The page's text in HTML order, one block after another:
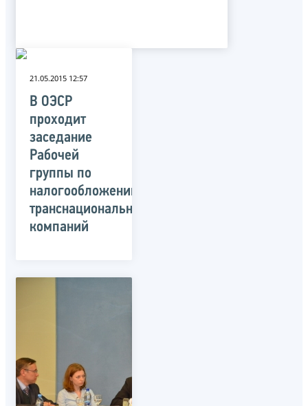
21.05.2015 12:57
В ОЭСР
проходит
заседание
Рабочей
группы по
налогообложению
транснациональных
компаний